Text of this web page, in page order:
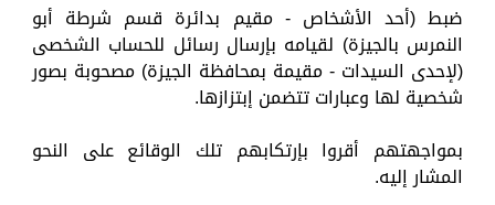
ضبط (أحد الأشخاص - مقيم بدائرة قسم شرطة أبو
النمرس بالجيزة) لقيامه بإرسال رسائل للحساب الشخصى
(لإحدى السيدات - مقيمة بمحافظة الجيزة) مصحوبة بصور
شخصية لها وعبارات تتضمن إبتزازها.
بمواجهتهم أقروا بإرتكابهم تلك الوقائع على النحو
المشار إليه.